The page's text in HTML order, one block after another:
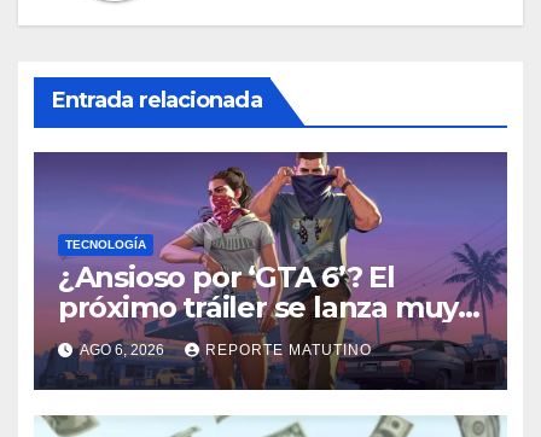
Entrada relacionada
TECNOLOGÍA
¿Ansioso por ‘GTA 6’? El
próximo tráiler se lanza muy
pronto… en Netflix
AGO 6, 2026 REPORTE MATUTINO